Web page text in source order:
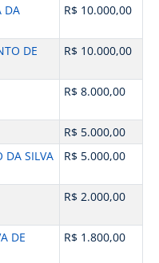
DA
R$ 10.000,00
DE
R$ 10.000,00
R$ 8.000,00
R$ 5.000,00
DA SILVA
R$ 5.000,00
R$ 2.000,00
DE
R$ 1.800,00